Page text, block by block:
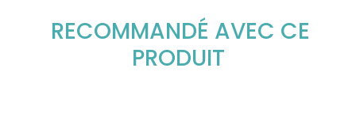
RECOMMANDÉ AVEC CE
PRODUIT